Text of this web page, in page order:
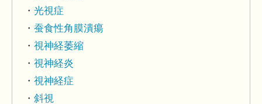
光視症
蚕食性角膜潰瘍
視神経萎縮
視神経炎
視神経症
斜視